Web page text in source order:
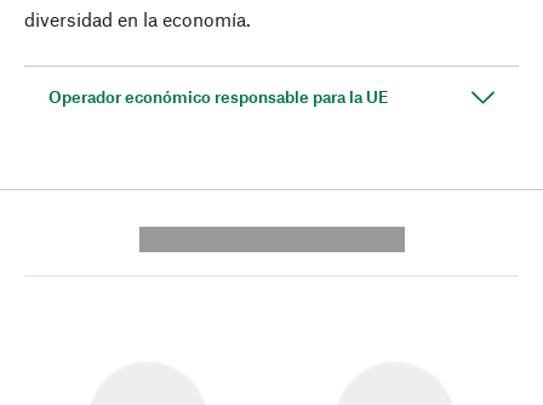
diversidad en la economía.
Operador económico responsable para la UE